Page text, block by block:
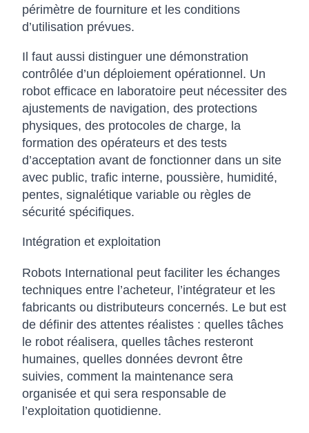
périmètre de fourniture et les conditions
d’utilisation prévues.
Il faut aussi distinguer une démonstration
contrôlée d’un déploiement opérationnel. Un
robot efficace en laboratoire peut nécessiter des
ajustements de navigation, des protections
physiques, des protocoles de charge, la
formation des opérateurs et des tests
d’acceptation avant de fonctionner dans un site
avec public, trafic interne, poussière, humidité,
pentes, signalétique variable ou règles de
sécurité spécifiques.
Intégration et exploitation
Robots International peut faciliter les échanges
techniques entre l’acheteur, l’intégrateur et les
fabricants ou distributeurs concernés. Le but est
de définir des attentes réalistes : quelles tâches
le robot réalisera, quelles tâches resteront
humaines, quelles données devront être
suivies, comment la maintenance sera
organisée et qui sera responsable de
l’exploitation quotidienne.